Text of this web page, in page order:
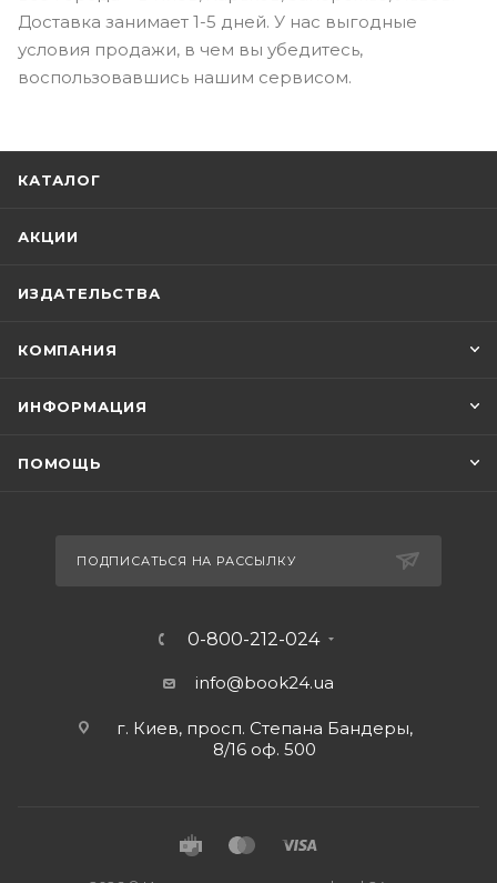
Доставка занимает 1-5 дней. У нас выгодные
условия продажи, в чем вы убедитесь,
воспользовавшись нашим сервисом.
КАТАЛОГ
АКЦИИ
ИЗДАТЕЛЬСТВА
КОМПАНИЯ
ИНФОРМАЦИЯ
ПОМОЩЬ
ПОДПИСАТЬСЯ НА РАССЫЛКУ
0-800-212-024
info@book24.ua
г. Киев, просп. Степана Бандеры,
8/16 оф. 500